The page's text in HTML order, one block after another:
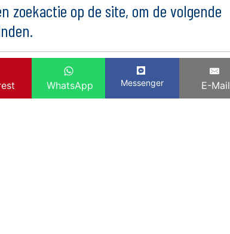
zoekactie op de site, om de volgende
WhatsApp Messenger E-Mail